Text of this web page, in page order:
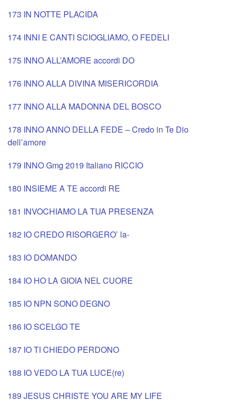
173 IN NOTTE PLACIDA
174 INNI E CANTI SCIOGLIAMO, O FEDELI
175 INNO ALL’AMORE accordi DO
176 INNO ALLA DIVINA MISERICORDIA
177 INNO ALLA MADONNA DEL BOSCO
178 INNO ANNO DELLA FEDE – Credo in Te Dio
dell’amore
179 INNO Gmg 2019 Italiano RICCIO
180 INSIEME A TE accordi RE
181 INVOCHIAMO LA TUA PRESENZA
182 IO CREDO RISORGERO’ la-
183 IO DOMANDO
184 IO HO LA GIOIA NEL CUORE
185 IO NPN SONO DEGNO
186 IO SCELGO TE
187 IO TI CHIEDO PERDONO
188 IO VEDO LA TUA LUCE(re)
189 JESUS CHRISTE YOU ARE MY LIFE